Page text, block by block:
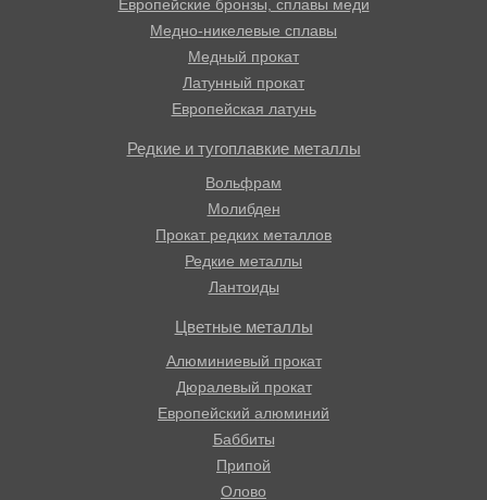
Европейские бронзы, сплавы меди
Медно-никелевые сплавы
Медный прокат
Латунный прокат
Европейская латунь
Редкие и тугоплавкие металлы
Вольфрам
Молибден
Прокат редких металлов
Редкие металлы
Лантоиды
Цветные металлы
Алюминиевый прокат
Дюралевый прокат
Европейский алюминий
Баббиты
Припой
Олово